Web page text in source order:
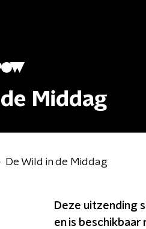
Middag
De Wild in de Middag
Deze uitzending
en is beschikbaar